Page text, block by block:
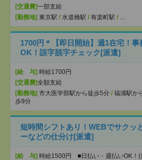
[交通費]一部支給
[勤務地] 東京駅 / 水道橋駅 / 有楽町駅 / …
1700円＊【即日開始】週1在宅！
OK！誤字脱字チェック[派遣]
[給 与] 時給1700円
[交通費]全額支給
[勤務地] 市大医学部駅から徒歩5分 / 福浦駅か
歩9分
短時間シフトあり！WEBでサクッ
ーなどの仕分け[派遣]
[給 与] 時給1500円 ■日払い・週払いOK！(